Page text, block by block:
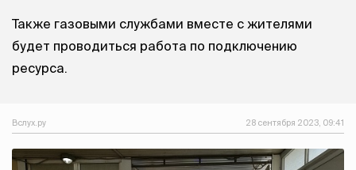
Также газовыми службами вместе с жителями
будет проводиться работа по подключению
ресурса.
Вслух.ру 28 сентября 2023, 09:41